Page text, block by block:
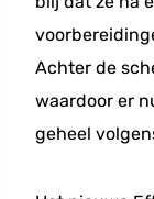
Achter de
waardoor er
geheel